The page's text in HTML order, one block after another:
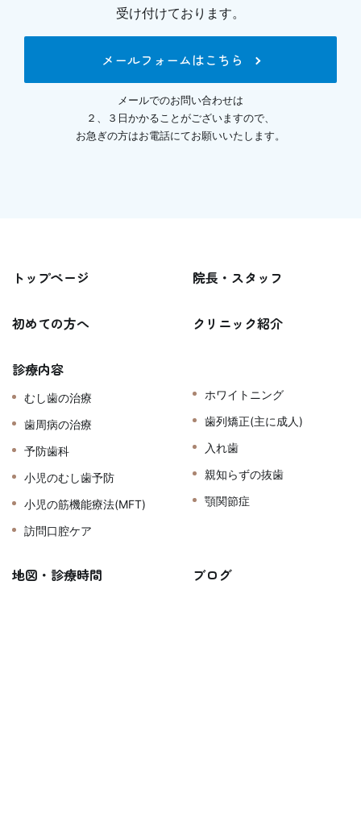
受け付けております。
メールフォームはこちら
メールでのお問い合わせは
２、３日かかることがございますので、
お急ぎの方はお電話にてお願いいたします。
トップページ 院長・スタッフ
初めての方へ クリニック紹介
診療内容
むし歯の治療
歯周病の治療
予防歯科
小児のむし歯予防
小児の筋機能療法(MFT)
訪問口腔ケア
ホワイトニング
歯列矯正(主に成人)
入れ歯
親知らずの抜歯
顎関節症
地図・診療時間 ブログ